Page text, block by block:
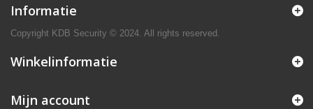
Informatie
Copyright KDB Security © 2024. All rights reserved.
Winkelinformatie
Mijn account